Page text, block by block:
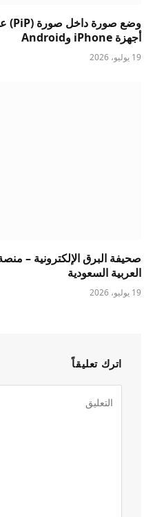
أجهزة iPhone وAndroid
19 يوليو، 2026
صحيفة البرق الإلكترونية –
العربية السعودية
19 يوليو، 2026
اترك تعليقاً